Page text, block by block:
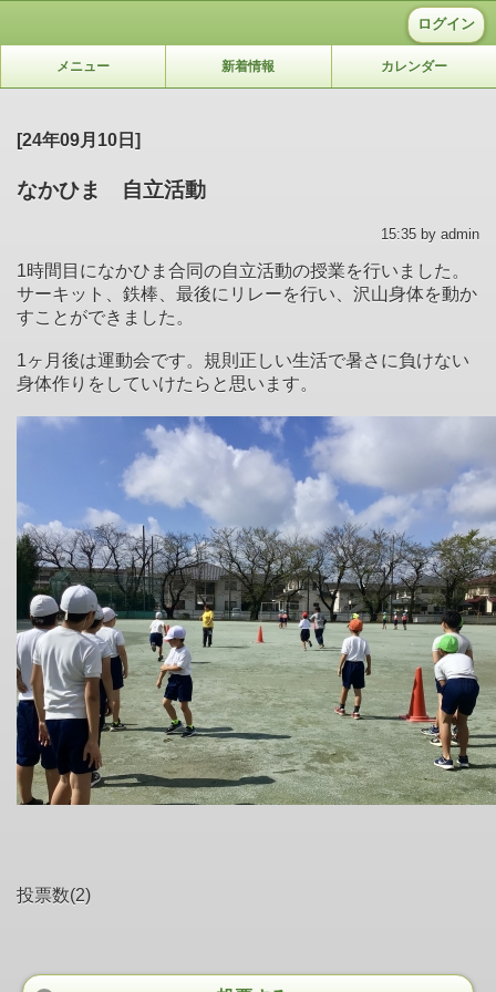
ログイン
メニュー 新着情報 カレンダー
[24年09月10日]
なかひま 自立活動
15:35 by admin
1時間目になかひま合同の自立活動の授業を行いました。
サーキット、鉄棒、最後にリレーを行い、沢山身体を動か
すことができました。
1ヶ月後は運動会です。規則正しい生活で暑さに負けない
身体作りをしていけたらと思います。
投票数(2)